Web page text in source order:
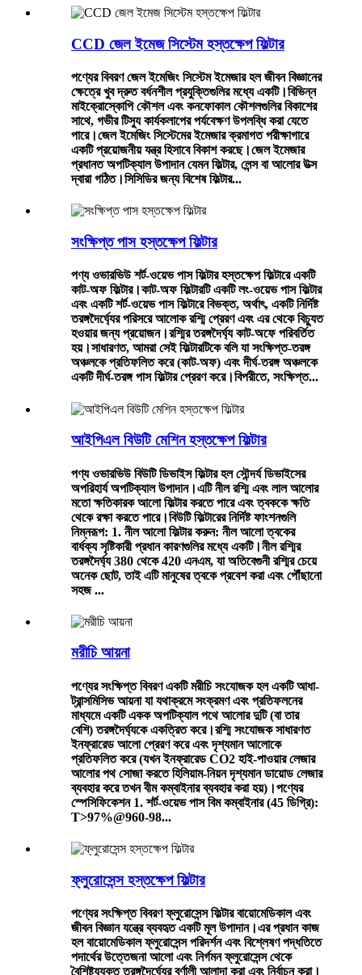
CCD জেল ইমেজ সিস্টেম হস্তক্ষেপ ফিল্টার
পণ্যের বিবরণ জেল ইমেজিং সিস্টেম ইমেজার হল জীবন বিজ্ঞানের
ক্ষেত্রে খুব দ্রুত বর্ধনশীল প্রযুক্তিগুলির মধ্যে একটি।বিভিন্ন
মাইক্রোস্কোপি কৌশল এবং কনফোকাল কৌশলগুলির বিকাশের
সাথে, গভীর টিস্যু কার্যকলাপের পর্যবেক্ষণ উপলব্ধি করা যেতে
পারে।জেল ইমেজিং সিস্টেমের ইমেজার ক্রমাগত পরীক্ষাগারে
একটি প্রয়োজনীয় যন্ত্র হিসাবে বিকাশ করছে।জেল ইমেজার
প্রধানত অপটিক্যাল উপাদান যেমন ফিল্টার, লেন্স বা আলোর উত্স
দ্বারা গঠিত।সিসিডির জন্য বিশেষ ফিল্টার...
সংক্ষিপ্ত পাস হস্তক্ষেপ ফিল্টার
পণ্য ওভারভিউ শর্ট-ওয়েভ পাস ফিল্টার হস্তক্ষেপ ফিল্টারে একটি
কাট-অফ ফিল্টার।কাট-অফ ফিল্টারটি একটি লং-ওয়েভ পাস ফিল্টার
এবং একটি শর্ট-ওয়েভ পাস ফিল্টারে বিভক্ত, অর্থাৎ, একটি নির্দিষ্ট
তরঙ্গদৈর্ঘ্যের পরিসরে আলোক রশ্মি প্রেরণ এবং এর থেকে বিচ্যুত
হওয়ার জন্য প্রয়োজন।রশ্মির তরঙ্গদৈর্ঘ্য কাট-অফে পরিবর্তিত
হয়।সাধারণত, আমরা সেই ফিল্টারটিকে বলি যা সংক্ষিপ্ত-তরঙ্গ
অঞ্চলকে প্রতিফলিত করে (কাট-অফ) এবং দীর্ঘ-তরঙ্গ অঞ্চলকে
একটি দীর্ঘ-তরঙ্গ পাস ফিল্টার প্রেরণ করে।বিপরীতে, সংক্ষিপ্ত...
আইপিএল বিউটি মেশিন হস্তক্ষেপ ফিল্টার
পণ্য ওভারভিউ বিউটি ডিভাইস ফিল্টার হল সৌন্দর্য ডিভাইসের
অপরিহার্য অপটিক্যাল উপাদান।এটি নীল রশ্মি এবং লাল আলোর
মতো ক্ষতিকারক আলো ফিল্টার করতে পারে এবং ত্বককে ক্ষতি
থেকে রক্ষা করতে পারে।বিউটি ফিল্টারের নির্দিষ্ট ফাংশনগুলি
নিম্নরূপ: 1. নীল আলো ফিল্টার করুন: নীল আলো ত্বকের
বার্ধক্য সৃষ্টিকারী প্রধান কারণগুলির মধ্যে একটি।নীল রশ্মির
তরঙ্গদৈর্ঘ্য 380 থেকে 420 এনএম, যা অতিবেগুনী রশ্মির চেয়ে
অনেক ছোট, তাই এটি মানুষের ত্বকে প্রবেশ করা এবং পৌঁছানো
সহজ ...
মরীচি আয়না
পণ্যের সংক্ষিপ্ত বিবরণ একটি মরীচি সংযোজক হল একটি আধা-
ট্রান্সমিসিভ আয়না যা যথাক্রমে সংক্রমণ এবং প্রতিফলনের
মাধ্যমে একটি একক অপটিক্যাল পথে আলোর দুটি (বা তার
বেশি) তরঙ্গদৈর্ঘ্যকে একত্রিত করে।রশ্মি সংযোজক সাধারণত
ইনফ্রারেড আলো প্রেরণ করে এবং দৃশ্যমান আলোকে
প্রতিফলিত করে (যখন ইনফ্রারেড CO2 হাই-পাওয়ার লেজার
আলোর পথ সোজা করতে হিলিয়াম-নিয়ন দৃশ্যমান ডায়োড লেজার
ব্যবহার করে তখন বীম কম্বাইনার ব্যবহার করা হয়)।পণ্যের
স্পেসিফিকেশন 1. শর্ট-ওয়েভ পাস বিম কম্বাইনার (45 ডিগ্রি):
T>97%@960-98...
ফ্লুরোসেন্স হস্তক্ষেপ ফিল্টার
পণ্যের সংক্ষিপ্ত বিবরণ ফ্লুরোসেন্স ফিল্টার বায়োমেডিকাল এবং
জীবন বিজ্ঞান যন্ত্রে ব্যবহৃত একটি মূল উপাদান।এর প্রধান কাজ
হল বায়োমেডিকাল ফ্লুরোসেন্স পরিদর্শন এবং বিশ্লেষণ পদ্ধতিতে
পদার্থের উত্তেজনা আলো এবং নির্গমন ফ্লুরোসেন্স থেকে
বৈশিষ্ট্যযুক্ত তরঙ্গদৈর্ঘ্যের বর্ণালী আলাদা করা এবং নির্বাচন করা।